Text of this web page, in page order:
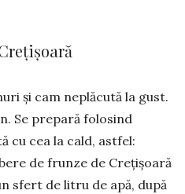
și cam ne­plăcută la gust.
Se prepară folosind
cu cea la cald, astfel:
de frunze de Crețișoară
sfert de litru de apă, după